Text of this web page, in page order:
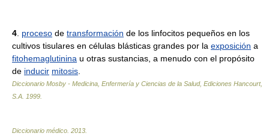
4 proceso de transformación de los linfocitos pequeños en los
cultivos tisulares en células blásticas grandes por la exposición a
fitohemaglutinina u otras sustancias, a menudo con el propósito
de inducir mitosis
Diccionario Mosby - Medicina, Enfermería y Ciencias de la Salud, Ediciones Hancourt,
S.A 1999
Diccionario médico 2013